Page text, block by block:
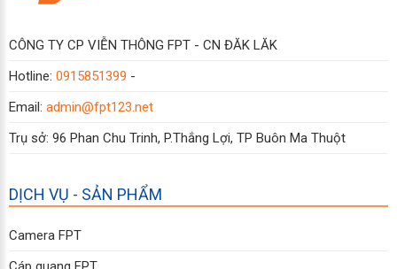
CÔNG TY CP VIỄN THÔNG FPT - CN ĐĂK LĂK
Hotline: 0915851399 -
Email: admin@fpt123.net
Trụ sở: 96 Phan Chu Trinh, P.Thắng Lợi, TP Buôn Ma Thuột
DỊCH VỤ - SẢN PHẨM
Camera FPT